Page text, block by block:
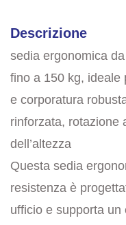
Descrizione
sedia ergonomica
fino a 150 kg, ideale
e corporatura
rinforzata, rotazione
dell’altezza
Questa sedia
resistenza è
ufficio e supporta